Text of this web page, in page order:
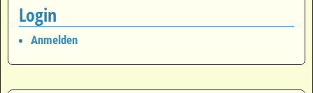
Login
Anmelden